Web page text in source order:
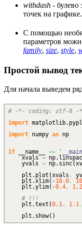
withdash - булево
точек на графике.
С помощью
параметров
family, size, style,
Простой вывод
Для начала выведем
# -*- coding: utf-8 -
import matplotlib.
import numpy as np
if __name__ ==
xvals = np.
yvals = np. sinc(
plt. plot (xvals ,
plt.xlim( -10.0,
plt.ylim( -0.4, 1.2
# !!!
plt.text (0.1, 1.1,
plt. show( )